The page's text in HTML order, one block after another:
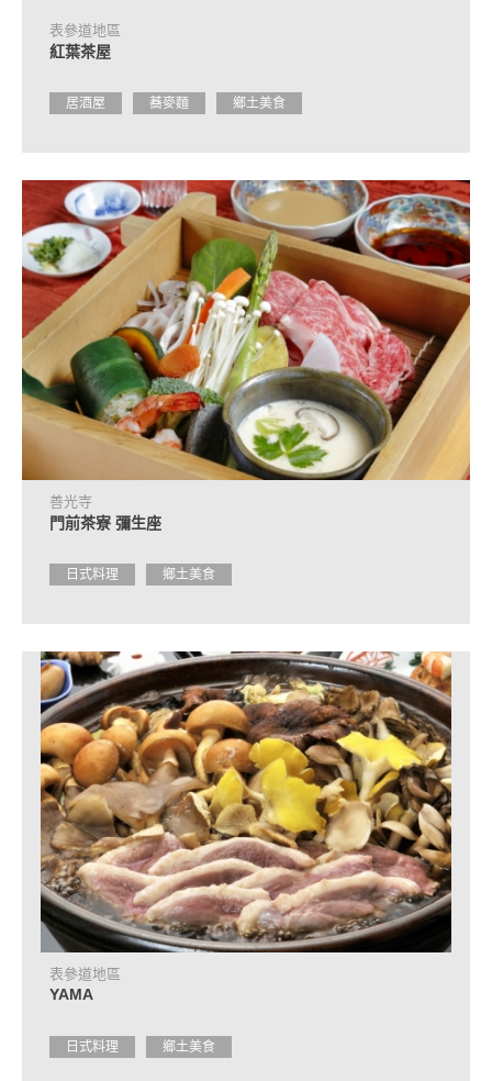
表參道地區
紅葉茶屋
居酒屋 蕎麥麵 鄉土美食
善光寺
門前茶寮 彌生座
日式料理 鄉土美食
表參道地區
YAMA
日式料理 鄉土美食